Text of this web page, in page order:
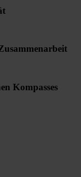
Kompasses